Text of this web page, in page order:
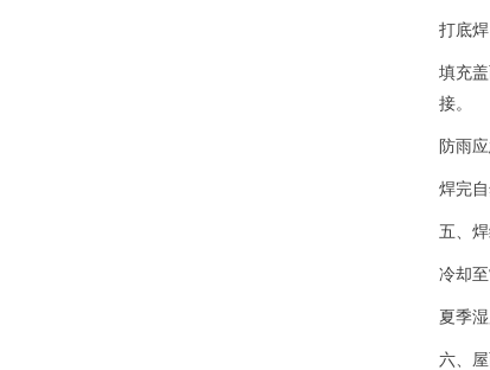
打底
填充
接。
防雨
焊完
五、
冷却
夏季
六、